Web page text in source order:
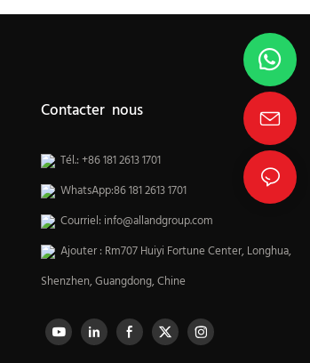
Contacter nous
Tél.: +86 181 2613 1701
WhatsApp:86 181 2613 1701
Courriel: info@allandgroup.com
Ajouter : Rm707 Huiyi Fortune Center, Longhua,
Shenzhen, Guangdong, Chine